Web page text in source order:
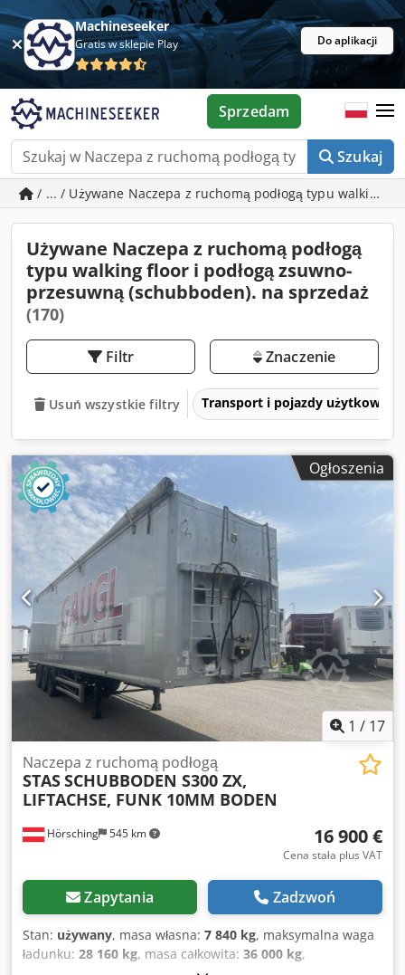
Machineseeker
Gratis w sklepie Play Do aplikacji
Szukaj
Sprzedam
/ ... / Używane Naczepa z ruchomą podłogą typu walking
Używane Naczepa z ruchomą podłogą
typu walking floor i podłogą zsuwno-
przesuwną (schubboden). na sprzedaż
(170)
Filtr Znaczenie
Usuń wszystkie filtry Transport i pojazdy użytkowe
Ogłoszenia
1 / 17
Hörsching 545 km
Naczepa z ruchomą podłogą
STASSCHUBBODEN S300 ZX,
LIFTACHSE, FUNK 10MM BODEN
16 900 €
Cena stała plus VAT
Zapytania Zadzwoń
Stan: używany, masa własna: 7 840 kg, maksymalna waga
ładunku: 28 160 kg, masa całkowita: 36 000 kg,